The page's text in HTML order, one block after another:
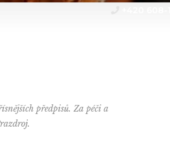
předpisů. Za péči a